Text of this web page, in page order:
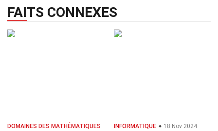
FAITS CONNEXES
DOMAINES DES MATHÉMATIQUES
INFORMATIQUE 18 Nov 2024